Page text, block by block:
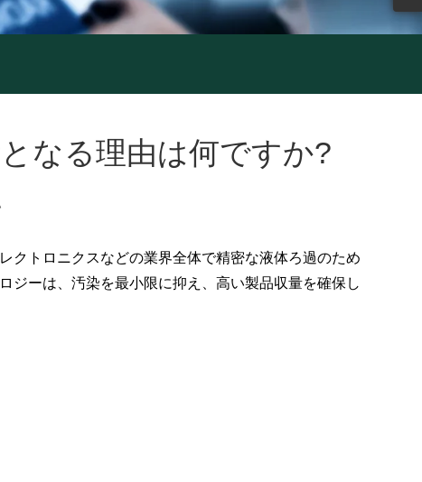
なる理由は何ですか?
クトロニクスなどの業界全体で精密な液体ろ過のため
ジーは、汚染を最小限に抑え、高い製品収量を確保し